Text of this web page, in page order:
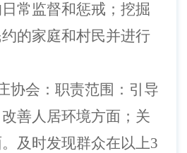
常监督和惩戒；挖掘
的家庭和村民并进行
协会：职责范围：引导
善人居环境方面；关
及时发现群众在以上3